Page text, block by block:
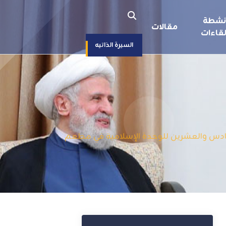
مقالات
السيرة الذاتيه
والعشرين للوحدة الإسلامية في مطعم